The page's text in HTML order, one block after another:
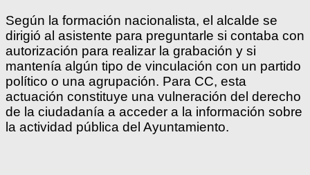
Según la formación nacionalista, el alcalde se
dirigió al asistente para preguntarle si contaba con
autorización para realizar la grabación y si
mantenía algún tipo de vinculación con un partido
político o una agrupación. Para CC, esta
actuación constituye una vulneración del derecho
de la ciudadanía a acceder a la información sobre
la actividad pública del Ayuntamiento.